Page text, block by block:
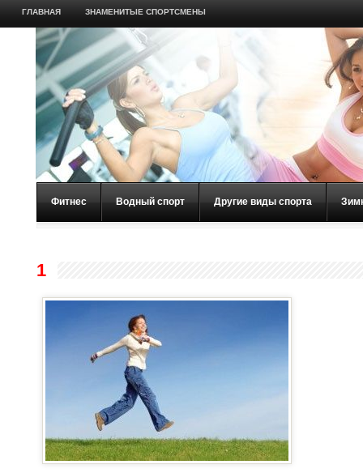
ГЛАВНАЯ ЗНАМЕНИТЫЕ СПОРТСМЕНЫ
Фитнес Водный спорт Другие виды спорта
1